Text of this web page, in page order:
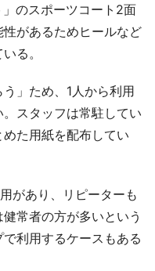
のスポーツコート2面
があるためヒールなど
る。
」ため、1人から利用
スタッフは常駐してい
た用紙を配布してい
があり、リピーターも
常者の方が多いという
利用するケースもある